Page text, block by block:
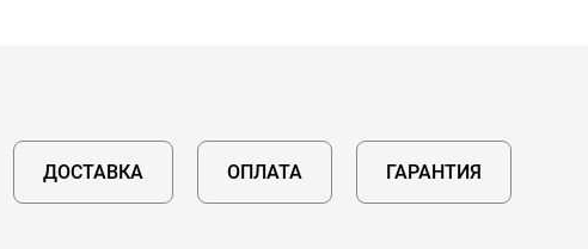
ДОСТАВКА ОПЛАТА ГАРАНТИЯ